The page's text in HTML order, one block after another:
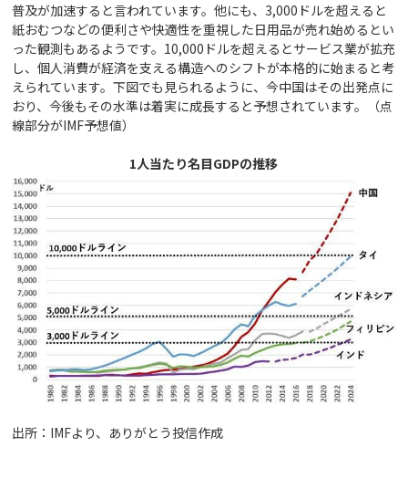
普及が加速すると言われています。他にも、3,000ドルを超えると
紙おむつなどの便利さや快適性を重視した日用品が売れ始めるとい
った観測もあるようです。10,000ドルを超えるとサービス業が拡充
し、個人消費が経済を支える構造へのシフトが本格的に始まると考
えられています。下図でも見られるように、今中国はその出発点に
おり、今後もその水準は着実に成長すると予想されています。（点
線部分がIMF予想値）
1人当たり名目GDPの推移
出所：IMFより、ありがとう投信作成